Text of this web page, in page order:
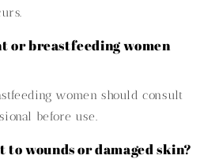
or breastfeeding women
women should consult
before use.
to wounds or damaged skin?